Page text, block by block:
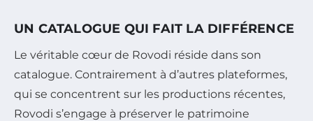
UN CATALOGUE QUI FAIT LA DIFFÉRENCE
Le véritable cœur de Rovodi réside dans son
catalogue. Contrairement à d’autres plateformes,
qui se concentrent sur les productions récentes,
Rovodi s’engage à préserver le patrimoine